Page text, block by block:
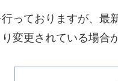
っておりますが、最
変更されている場合